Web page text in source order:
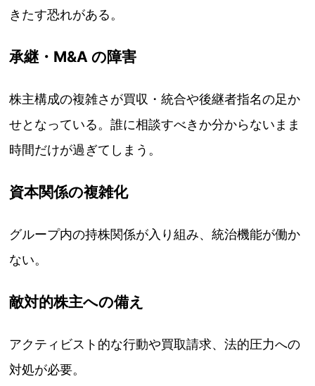
きたす恐れがある。
承継・M&A の障害
株主構成の複雑さが買収・統合や後継者指名の足か
せとなっている。誰に相談すべきか分からないまま
時間だけが過ぎてしまう。
資本関係の複雑化
グループ内の持株関係が入り組み、統治機能が働か
ない。
敵対的株主への備え
アクティビスト的な行動や買取請求、法的圧力への
対処が必要。